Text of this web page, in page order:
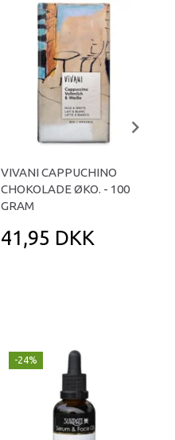
VIVANI CAPPUCHINO
CHOKOLADE ØKO. - 100
GRAM
41,95 DKK
-24%